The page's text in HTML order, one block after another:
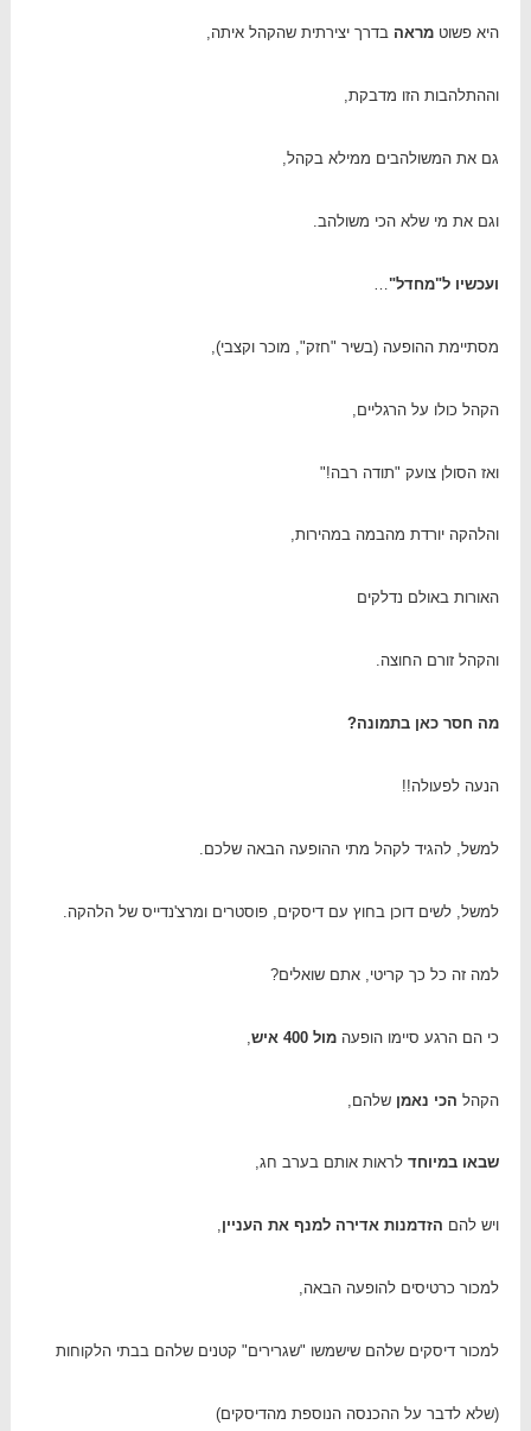
היא פשוטמראה בדרך יצירתית שהקהל איתה,
וההתלהבות הזו מדבקת,
גם את המשולהבים ממילא בקהל,
וגם את מי שלא הכי משולהב.
ועכשיו ל"מחדל"
מסתיימת ההופעה (בשיר "חזק", מוכר וקצבי),
הקהל כולו על הרגליים,
ואז הסולן צועק "תודה רבה!"
והלהקה יורדת מהבמה במהירות,
האורות באולם נדלקים
והקהל זורם החוצה.
מה חסר כאן בתמונה?
הנעה לפעולה!!
למשל, להגיד לקהל מתי ההופעה הבאה שלכם.
למשל, לשים דוכן בחוץ עם דיסקים, פוסטרים ומרצ'נדייס של הלהקה.
למה זה כל כך קריטי, אתם שואלים?
כי הם הרגע סיימו הופעהמול 400 איש
הקהל הכי נאמן שלהם,
שבאו במיוחד לראות אותם בערב חג,
ויש להם הזדמנות אדירה למנף את העניין,
למכור כרטיסים להופעה הבאה,
למכור דיסקים שלהם שישמשו "שגרירים" קטנים שלהם בבתי הלקוחות
(שלא לדבר על ההכנסה הנוספת מהדיסקים)